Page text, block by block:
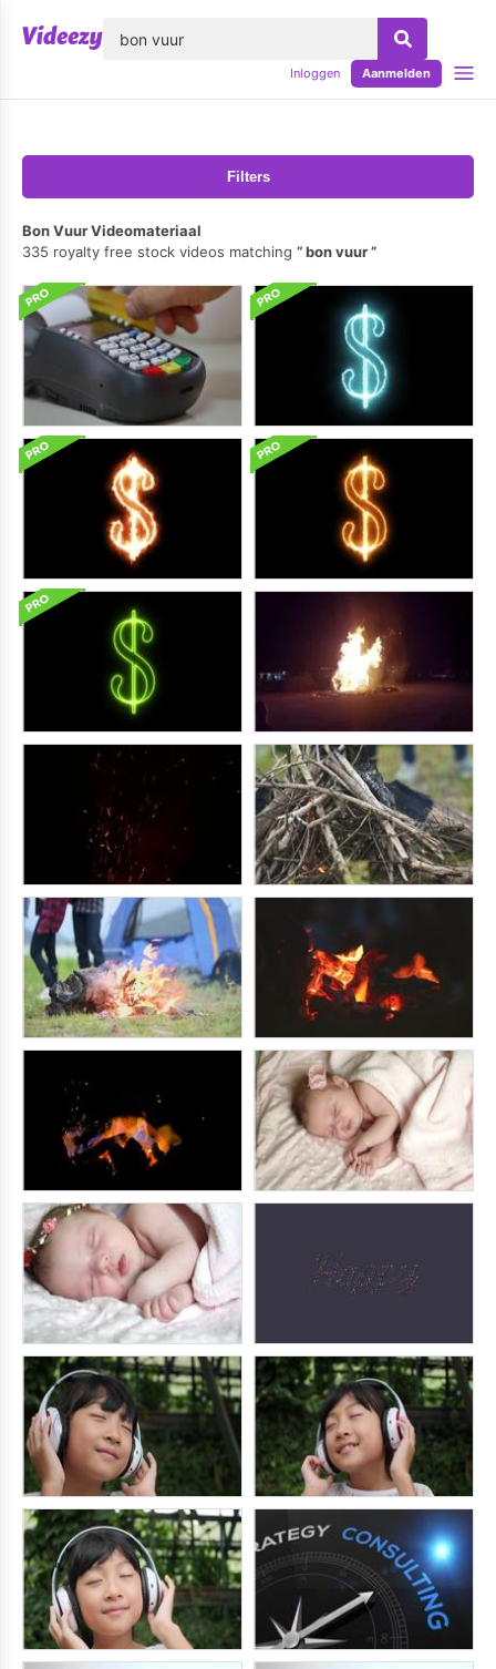
Inloggen Aanmelden
Filters
Bon Vuur Videomateriaal
335 royalty free stock videos matching
bon vuur